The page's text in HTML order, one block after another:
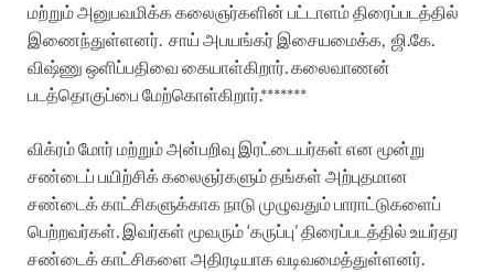
மற்றும் அனுபவமிக்க கலைஞர்களின் பட்டாளம் திரைப்படத்தில்
இணைந்துள்ளனர். சாய் அபயங்கர் இசையமைக்க, ஜி.கே.
விஷ்ணு ஒளிப்பதிவை கையாள்கிறார்.கலைவாணன்
படத்தொகுப்பை மேற்கொள்கிறார்.*******
விக்ரம் மோர் மற்றும் அன்பறிவு இரட்டையர்கள் என மூன்று
சண்டைப் பயிற்சிக் கலைஞர்களும் தங்கள் அற்புதமான
சண்டைக் காட்சிகளுக்காக நாடு முழுவதும் பாராட்டுகளைப்
பெற்றவர்கள். இவர்கள் மூவரும் ‘கருப்பு’ திரைப்படத்தில் உயர்தர
சண்டைக் காட்சிகளை அதிரடியாக வடிவமைத்துள்ளனர்.